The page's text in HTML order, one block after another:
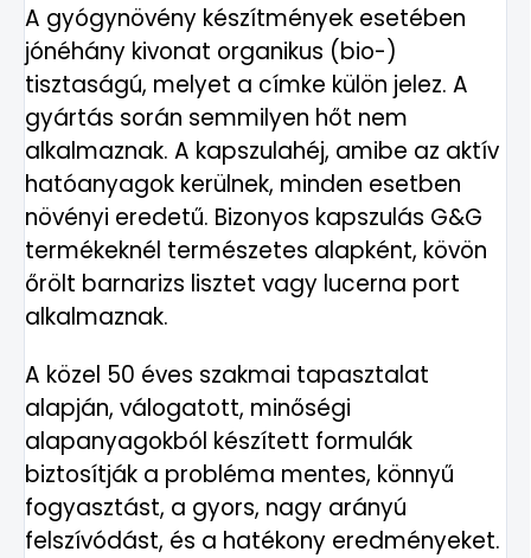
A gyógynövény készítmények esetében
jónéhány kivonat organikus (bio-)
tisztaságú, melyet a címke külön jelez. A
gyártás során semmilyen hőt nem
alkalmaznak. A kapszulahéj, amibe az aktív
hatóanyagok kerülnek, minden esetben
növényi eredetű. Bizonyos kapszulás G&G
termékeknél természetes alapként, kövön
őrölt barnarizs lisztet vagy lucerna port
alkalmaznak.
A közel 50 éves szakmai tapasztalat
alapján, válogatott, minőségi
alapanyagokból készített formulák
biztosítják a probléma mentes, könnyű
fogyasztást, a gyors, nagy arányú
felszívódást, és a hatékony eredményeket.